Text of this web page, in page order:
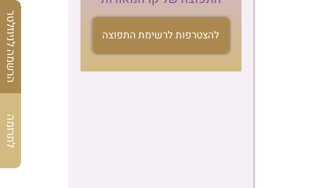
להצטרפות לרשימת התפוצה הרשמה לניוזלטר
לתרומה